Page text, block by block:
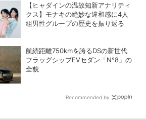
【ヒャダインの温故知新アナリティ
クス】モナキの絶妙な違和感に4人
組男性グループの歴史を振り返る
航続距離750kmを誇るDSの新世代
フラッグシップEVセダン「N°8」の
全貌
Recommended by